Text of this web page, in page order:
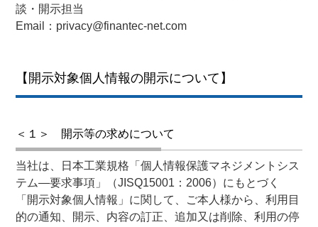
談・開示担当
Email：privacy@finantec-net.com
【開示対象個人情報の開示について】
＜１＞ 開示等の求めについて
当社は、日本工業規格「個人情報保護マネジメントシス
テム―要求事項」（JISQ15001：2006）にもとづく
「開示対象個人情報」に関して、ご本人様から、利用目
的の通知、開示、内容の訂正、追加又は削除、利用の停